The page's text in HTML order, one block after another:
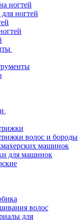
ногтей
ногтей
волос и бороды
машинок
для машинок
волос
для